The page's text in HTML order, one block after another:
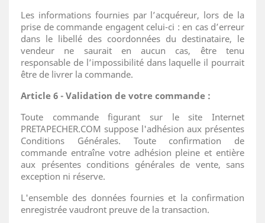
Les informations fournies par l’acquéreur, lors de la
prise de commande engagent celui-ci : en cas d’erreur
dans le libellé des coordonnées du destinataire, le
vendeur ne saurait en aucun cas, être tenu
responsable de l’impossibilité dans laquelle il pourrait
être de livrer la commande.
Article 6 - Validation de votre commande :
Toute commande figurant sur le site Internet
PRETAPECHER.COM suppose l'adhésion aux présentes
Conditions Générales. Toute confirmation de
commande entraîne votre adhésion pleine et entière
aux présentes conditions générales de vente, sans
exception ni réserve.
L'ensemble des données fournies et la confirmation
enregistrée vaudront preuve de la transaction.